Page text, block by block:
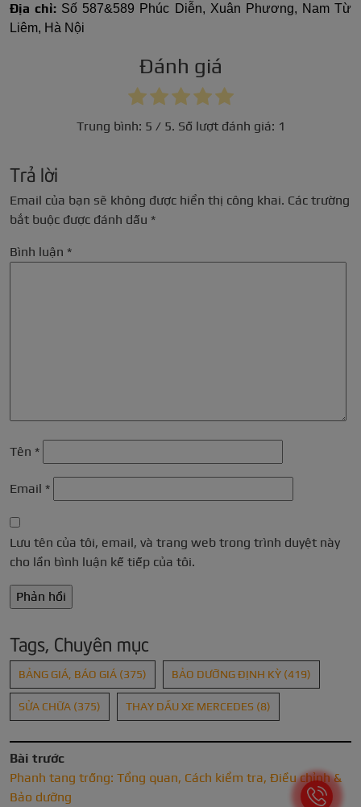
Địa chỉ: Số 587&589 Phúc Diễn, Xuân Phương, Nam Từ
Liêm, Hà Nội
Đánh giá
Trung bình: 5 / 5. Số lượt đánh giá: 1
Trả lời
Email của bạn sẽ không được hiển thị công khai. Các trường
bắt buộc được đánh dấu *
Bình luận *
Tên *
Email *
Lưu tên của tôi, email, và trang web trong trình duyệt này
cho lần bình luận kế tiếp của tôi.
Tags, Chuyên mục
BẢNG GIÁ, BÁO GIÁ (375) BẢO DƯỠNG ĐỊNH KỲ (419)
SỬA CHỮA (375) THAY DẦU XE MERCEDES (8)
Bài trước
Phanh tang trống: Tổng quan, Cách kiểm tra, Điều chỉnh &
Bảo dưỡng